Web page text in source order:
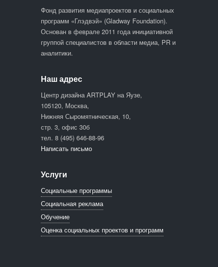
Фонд развития медиапроектов и социальных
программ «Глэдвэй» (Gladway Foundation).
Основан в феврале 2011 года инициативной
группой специалистов в области медиа, PR и
аналитики.
Наш адрес
Центр дизайна ARTPLAY на Яузе,
105120, Москва,
Нижняя Сыромятническая, 10,
стр. 3, офис 30б
тел. 8 (495) 646-88-96
Написать письмо
Услуги
Социальные программы
Социальная реклама
Обучение
Оценка социальных проектов и программ